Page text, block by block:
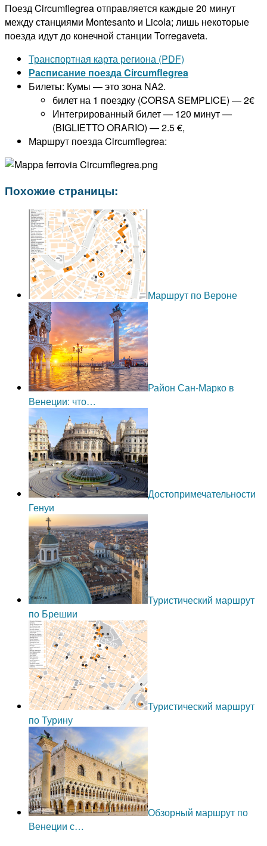
Поезд Circumflegrea отправляется каждые 20 минут
между станциями Montesanto и Licola; лишь некоторые
поезда идут до конечной станции Torregaveta.
Транспортная карта региона (PDF)
Расписание поезда Circumflegrea
Билеты: Кумы — это зона NA2.
билет на 1 поездку (CORSA SEMPLICE) — 2€
Интегрированный билет — 120 минут —
(BIGLIETTO ORARIO) — 2.5 €,
Маршрут поезда Circumflegrea:
Похожие страницы:
Маршрут по Вероне
Район Сан-Марко в
Венеции: что…
Достопримечательности
Генуи
Туристический маршрут
по Брешии
Туристический маршрут
по Турину
Обзорный маршрут по
Венеции с…